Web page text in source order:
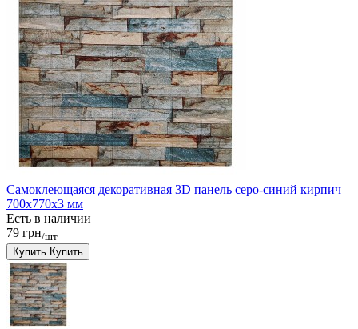
Самоклеющаяся декоративная 3D панель серо-синий кирпич
700x770x3 мм
Есть в наличии
79 грн/шт
Купить Купить